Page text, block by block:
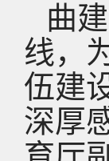
曲
线，
伍建
深厚